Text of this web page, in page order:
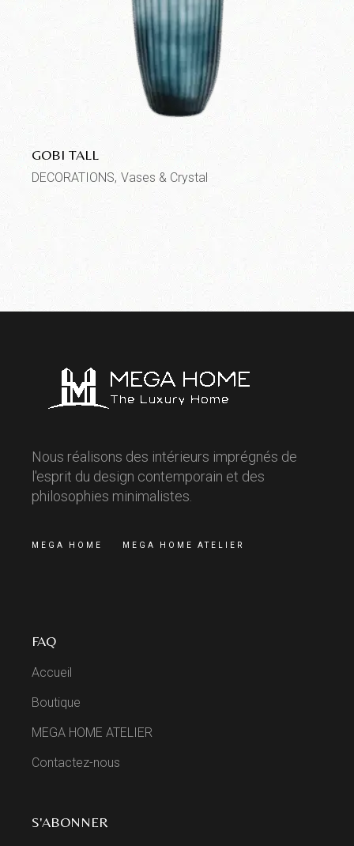
GOBI TALL
DECORATIONS Vases & Crystal
Nous réalisons des intérieurs imprégnés de
l'esprit du design contemporain et des
philosophies minimalistes.
MEGA HOME MEGA HOME ATELIER
FAQ
Accueil
Boutique
MEGA HOME ATELIER
Contactez-nous
S'ABONNER